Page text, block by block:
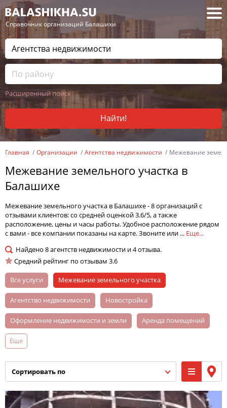
— Справочник организаций Балашихи
Расширенный поиск
Найти!
Главная Организации Агентства недвижимости Межевание
Межевание земельного участка в
Балашихе
Межевание земельного участка в Балашихе - 8 организаций с
отзывами клиентов: со средней оценкой 3.6/5, а также
расположение, цены и часы работы. Удобное расположение рядом
с вами - все компании показаны на карте. Звоните или ... Еще...
Найдено 8 агентств недвижимости и 4отзыва.
Средний рейтинг по отзывам 3.6
Все услуги межевание земельного участка
агентство недвижимости новостройка
оформление недвижимости и земли аренда помещений
помощь в оформлении ипотеки
коммерческая недвижимость риэлторская услуга
продажа квартир юридическое сопровождение сделок
продажа земельных участков и малоэтажных домов
Еще
сортировать по